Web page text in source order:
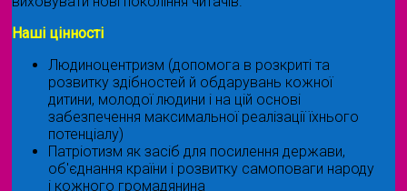
Наші цінності
Людиноцентризм (допомога в розкриті та
розвитку здібностей й обдарувань кожної
дитини, молодої людини і на цій основі
забезпечення максимальної реалізації їхнього
потенціалу)
Патріотизм як засіб для посилення держави,
об'єднання країни і розвитку самоповаги народу
і кожного громадянина